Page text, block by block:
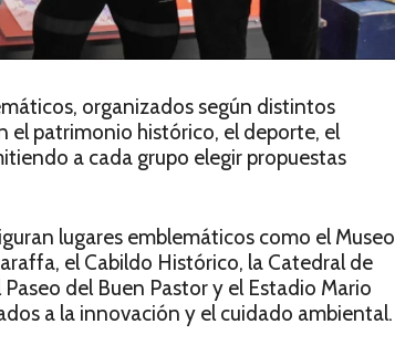
organizados según distintos
el patrimonio histórico, el deporte, el
a cada grupo elegir propuestas
lugares emblemáticos como el Museo
el Cabildo Histórico, la Catedral de
del Buen Pastor y el Estadio Mario
a la innovación y el cuidado ambiental.